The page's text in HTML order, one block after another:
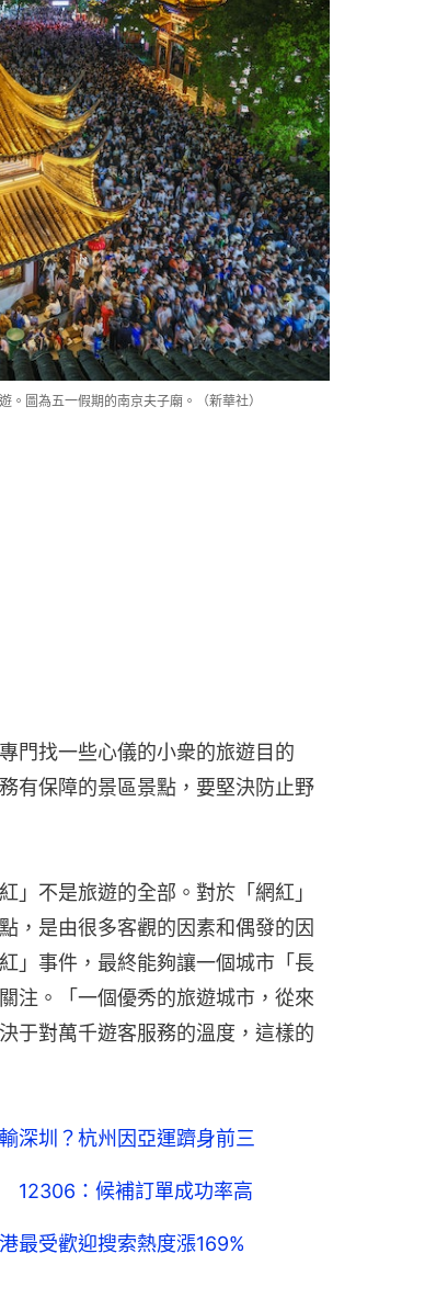
圖為五一假期的南京夫子廟。（新華社）
門找一些心儀的小衆的旅遊目的
有保障的景區景點，要堅決防止野
」不是旅遊的全部。對於「網紅」
，是由很多客觀的因素和偶發的因
」事件，最終能夠讓一個城市「長
注。「一個優秀的旅遊城市，從來
于對萬千遊客服務的溫度，這樣的
深圳？杭州因亞運躋身前三
12306：候補訂單成功率高
最受歡迎搜索熱度漲169%